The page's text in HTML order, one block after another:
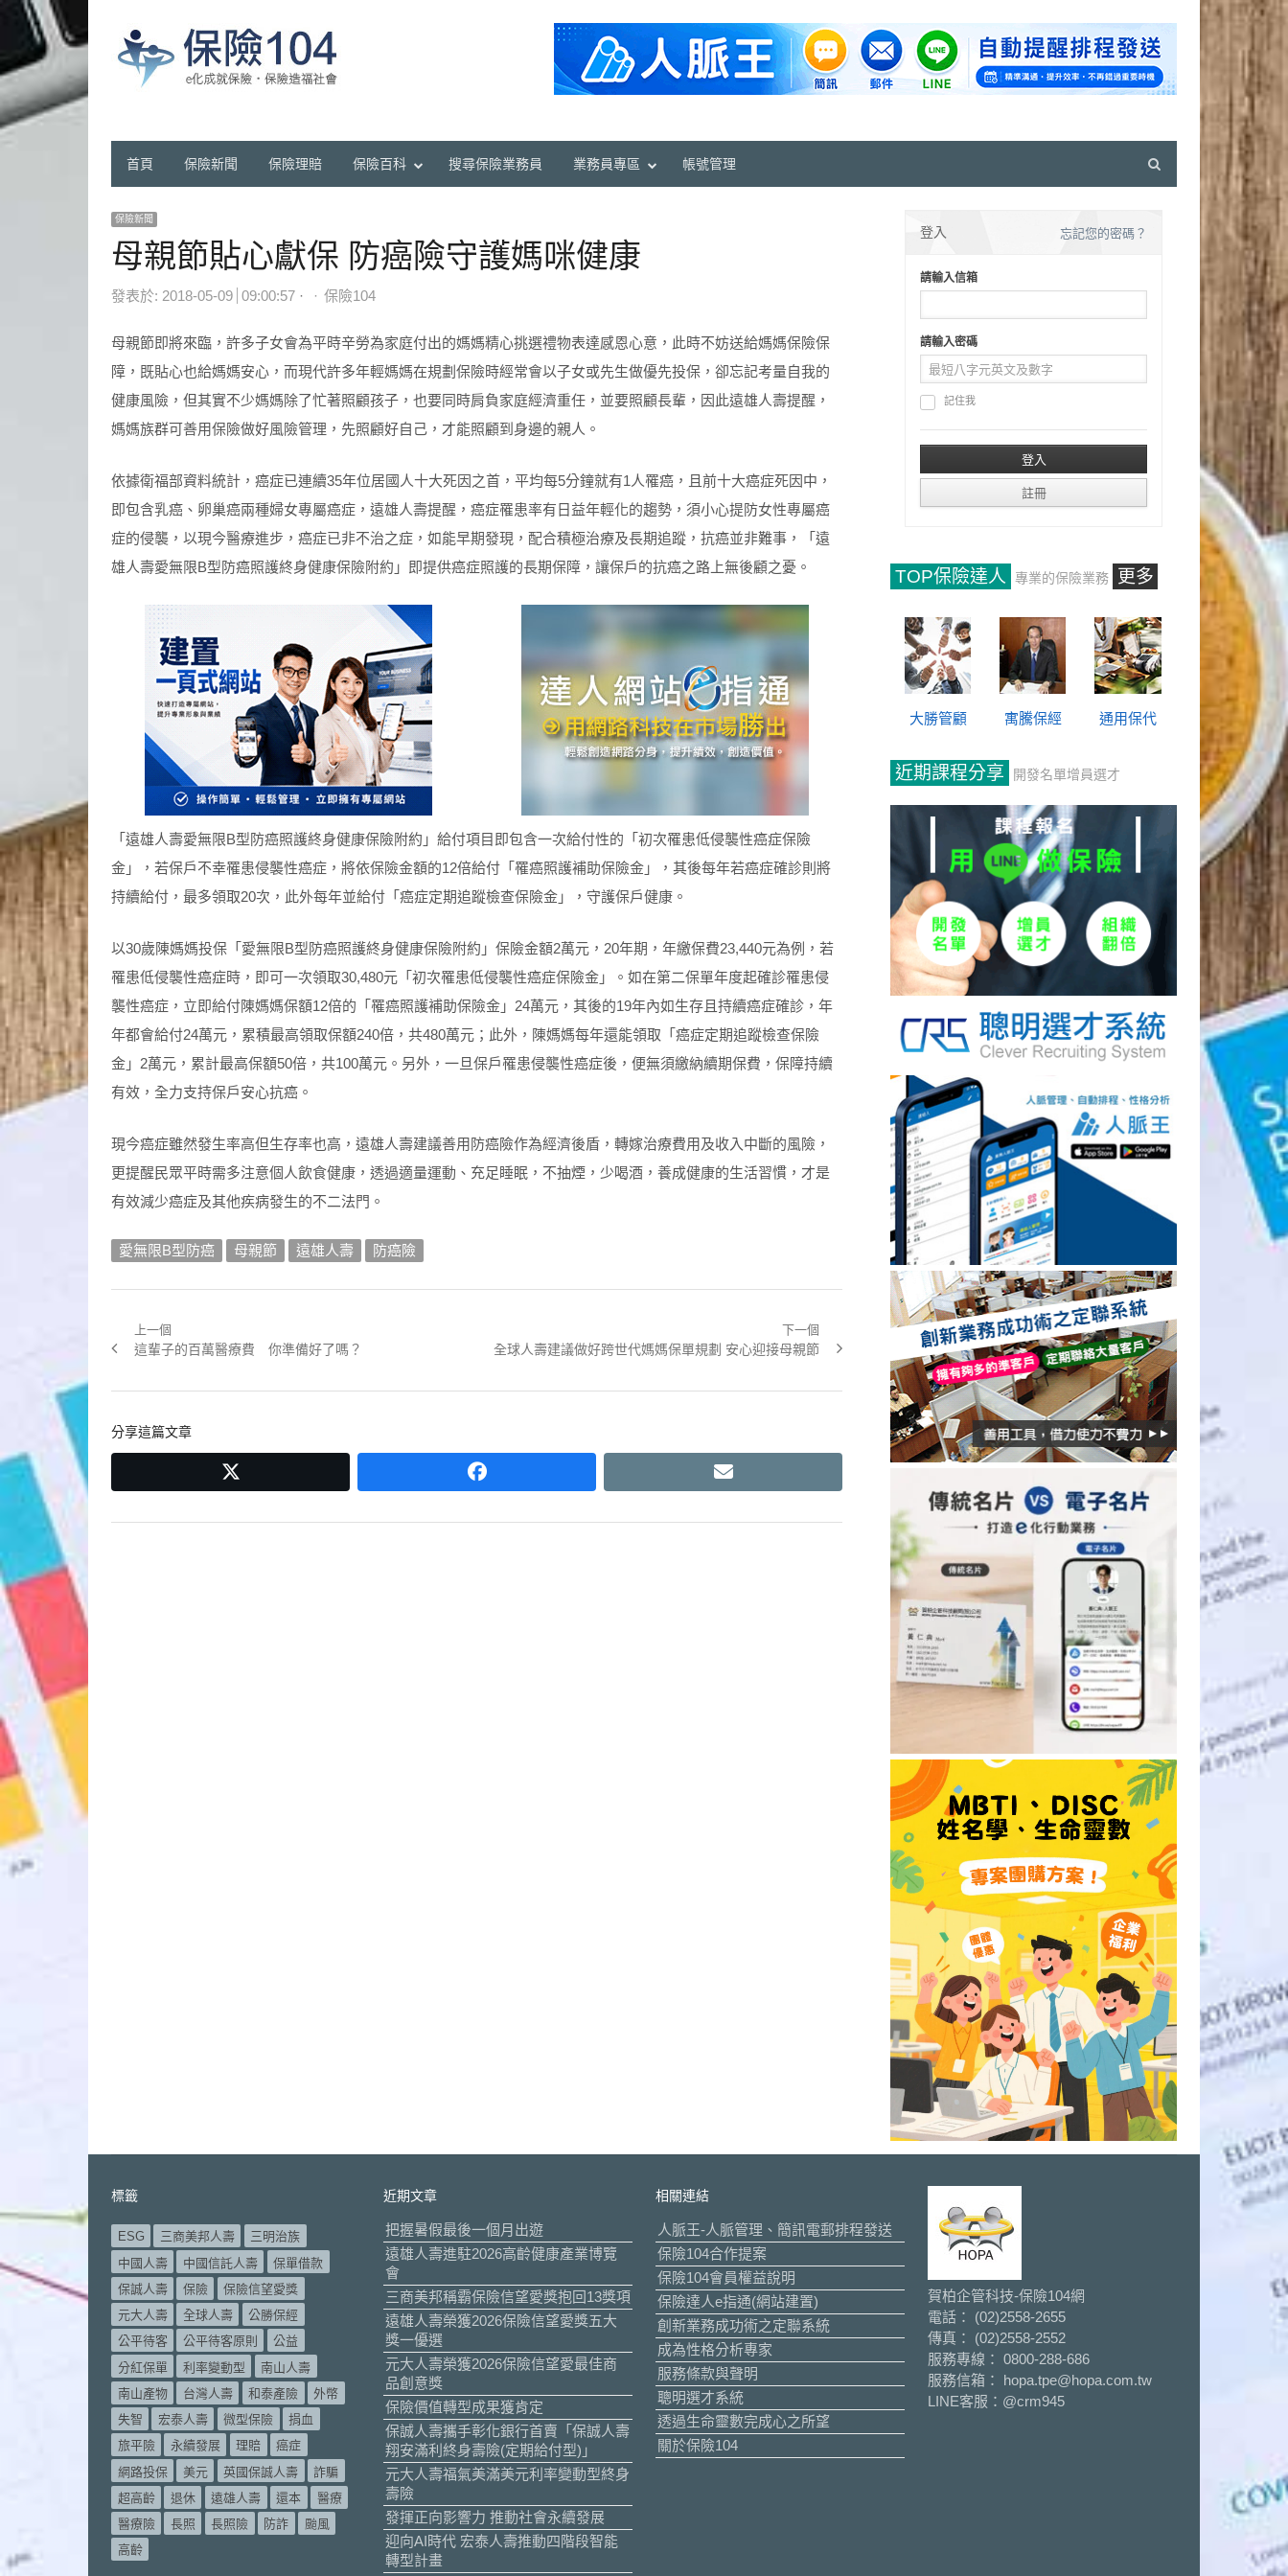
首頁 保險新聞 保險理賠 保險百科 搜尋保險業務員 業務員專區 帳號管理
search
保險新聞
母親節貼心獻保 防癌險守護媽咪健康
發表於: 2018-05-09 09:00:57 Author
保險104
母親節即將來臨，許多子女會為平時辛勞為家庭付出的媽媽精心挑選禮物表達感恩心意，此時不妨送給媽媽保險保
障，既貼心也給媽媽安心，而現代許多年輕媽媽在規劃保險時經常會以子女或先生做優先投保，卻忘記考量自我的
健康風險，但其實不少媽媽除了忙著照顧孩子，也要同時肩負家庭經濟重任，並要照顧長輩，因此遠雄人壽提醒，
媽媽族群可善用保險做好風險管理，先照顧好自己，才能照顧到身邊的親人。
依據衛福部資料統計，癌症已連續35年位居國人十大死因之首，平均每5分鐘就有1人罹癌，且前十大癌症死因中，
即包含乳癌、卵巢癌兩種婦女專屬癌症，遠雄人壽提醒，癌症罹患率有日益年輕化的趨勢，須小心提防女性專屬癌
症的侵襲，以現今醫療進步，癌症已非不治之症，如能早期發現，配合積極治療及長期追蹤，抗癌並非難事，「遠
雄人壽愛無限B型防癌照護終身健康保險附約」即提供癌症照護的長期保障，讓保戶的抗癌之路上無後顧之憂。
「遠雄人壽愛無限B型防癌照護終身健康保險附約」給付項目即包含一次給付性的「初次罹患低侵襲性癌症保險
金」，若保戶不幸罹患侵襲性癌症，將依保險金額的12倍給付「罹癌照護補助保險金」，其後每年若癌症確診則將
持續給付，最多領取20次，此外每年並給付「癌症定期追蹤檢查保險金」，守護保戶健康。
以30歲陳媽媽投保「愛無限B型防癌照護終身健康保險附約」保險金額2萬元，20年期，年繳保費23,440元為例，若
罹患低侵襲性癌症時，即可一次領取30,480元「初次罹患低侵襲性癌症保險金」。如在第二保單年度起確診罹患侵
襲性癌症，立即給付陳媽媽保額12倍的「罹癌照護補助保險金」24萬元，其後的19年內如生存且持續癌症確診，年
年都會給付24萬元，累積最高領取保額240倍，共480萬元；此外，陳媽媽每年還能領取「癌症定期追蹤檢查保險
金」2萬元，累計最高保額50倍，共100萬元。另外，一旦保戶罹患侵襲性癌症後，便無須繳納續期保費，保障持續
有效，全力支持保戶安心抗癌。
現今癌症雖然發生率高但生存率也高，遠雄人壽建議善用防癌險作為經濟後盾，轉嫁治療費用及收入中斷的風險，
更提醒民眾平時需多注意個人飲食健康，透過適量運動、充足睡眠，不抽煙，少喝酒，養成健康的生活習慣，才是
有效減少癌症及其他疾病發生的不二法門。
愛無限B型防癌 母親節 遠雄人壽 防癌險
覽
上一個
Previous
這輩子的百萬醫療費 你準備好了嗎？
下一個
Next
全球人壽建議做好跨世代媽媽保單規劃 安心迎接母親節
分享這篇文章
facebook email
登入 忘記您的密碼？
請輸入信箱
請輸入密碼
記住我
TOP保險達人 專業的保險業務 更多
大勝管顧 寓騰保經 通用保代
近期課程分享 開發名單增員選才
標籤
ESG 三商美邦人壽
三明治族
中國人壽
中國信託人壽
保單借款
保誠人壽
保險
保險信望愛獎
元大人壽
全球人壽
公勝保經
公平待客
公平待客原則
公益
分紅保單
利率變動型
南山人壽
南山產物
台灣人壽 和泰產險
外幣
失智
宏泰人壽 微型保險
捐血
旅平險
永續發展 理賠
癌症
網路投保
美元 英國保誠人壽
詐騙
超高齡
退休 遠雄人壽 還本
醫療
醫療險
長照 長照險 防詐
颱風
高齡
近期文章
把握暑假最後一個月出遊
遠雄人壽進駐2026高齡健康產業博覽
會
三商美邦稱霸保險信望愛獎抱回13獎項
遠雄人壽榮獲2026保險信望愛獎五大
獎一優選
元大人壽榮獲2026保險信望愛最佳商
品創意獎
保險價值轉型成果獲肯定
保誠人壽攜手彰化銀行首賣「保誠人壽
翔安滿利終身壽險(定期給付型)」
元大人壽福氣美滿美元利率變動型終身
壽險
發揮正向影響力 推動社會永續發展
迎向AI時代 宏泰人壽推動四階段智能
轉型計畫
相關連結
人脈王-人脈管理、簡訊電郵排程發送
保險104合作提案
保險104會員權益說明
保險達人e指通(網站建置)
創新業務成功術之定聯系統
成為性格分析專家
服務條款與聲明
聰明選才系統
透過生命靈數完成心之所望
關於保險104
賀柏企管科技-保險104網
電話： (02)2558-2655
傳真： (02)2558-2552
服務專線： 0800-288-686
服務信箱： hopa.tpe@hopa.com.tw
LINE客服： @crm945